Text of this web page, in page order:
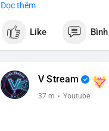
- Diễn ra trong bối cảnh
#binancesquare
#vlikevn #titanbot
Đọc thêm
Like
V Stream
37 m · Youtube